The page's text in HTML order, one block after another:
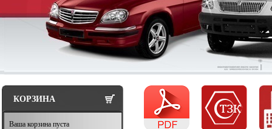
КОРЗИНА
Ваша корзина пуста